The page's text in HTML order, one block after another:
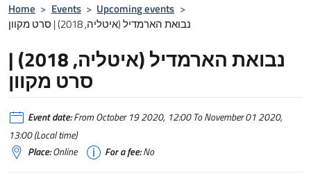
Home > Events > Upcoming events >
נבואת הארמדיל (איטליה, 2018) | סרט מקוון
נבואת הארמדיל (איטליה, 2018) |
סרט מקוון
Event date:From October 19 2020, 12:00 To November 01 2020,
13:00 (Local time)
Place:Online For a fee:No